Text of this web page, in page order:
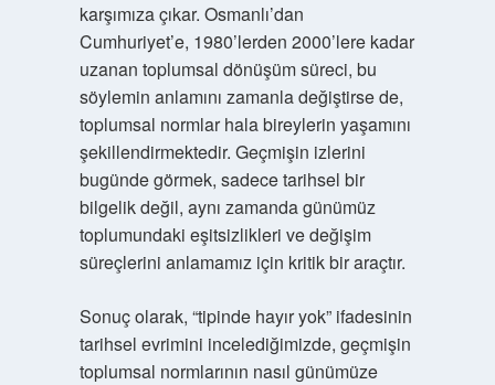
karşımıza çıkar. Osmanlı’dan
Cumhuriyet’e, 1980’lerden 2000’lere kadar
uzanan toplumsal dönüşüm süreci, bu
söylemin anlamını zamanla değiştirse de,
toplumsal normlar hala bireylerin yaşamını
şekillendirmektedir. Geçmişin izlerini
bugünde görmek, sadece tarihsel bir
bilgelik değil, aynı zamanda günümüz
toplumundaki eşitsizlikleri ve değişim
süreçlerini anlamamız için kritik bir araçtır.
Sonuç olarak, “tipinde hayır yok” ifadesinin
tarihsel evrimini incelediğimizde, geçmişin
toplumsal normlarının nasıl günümüze